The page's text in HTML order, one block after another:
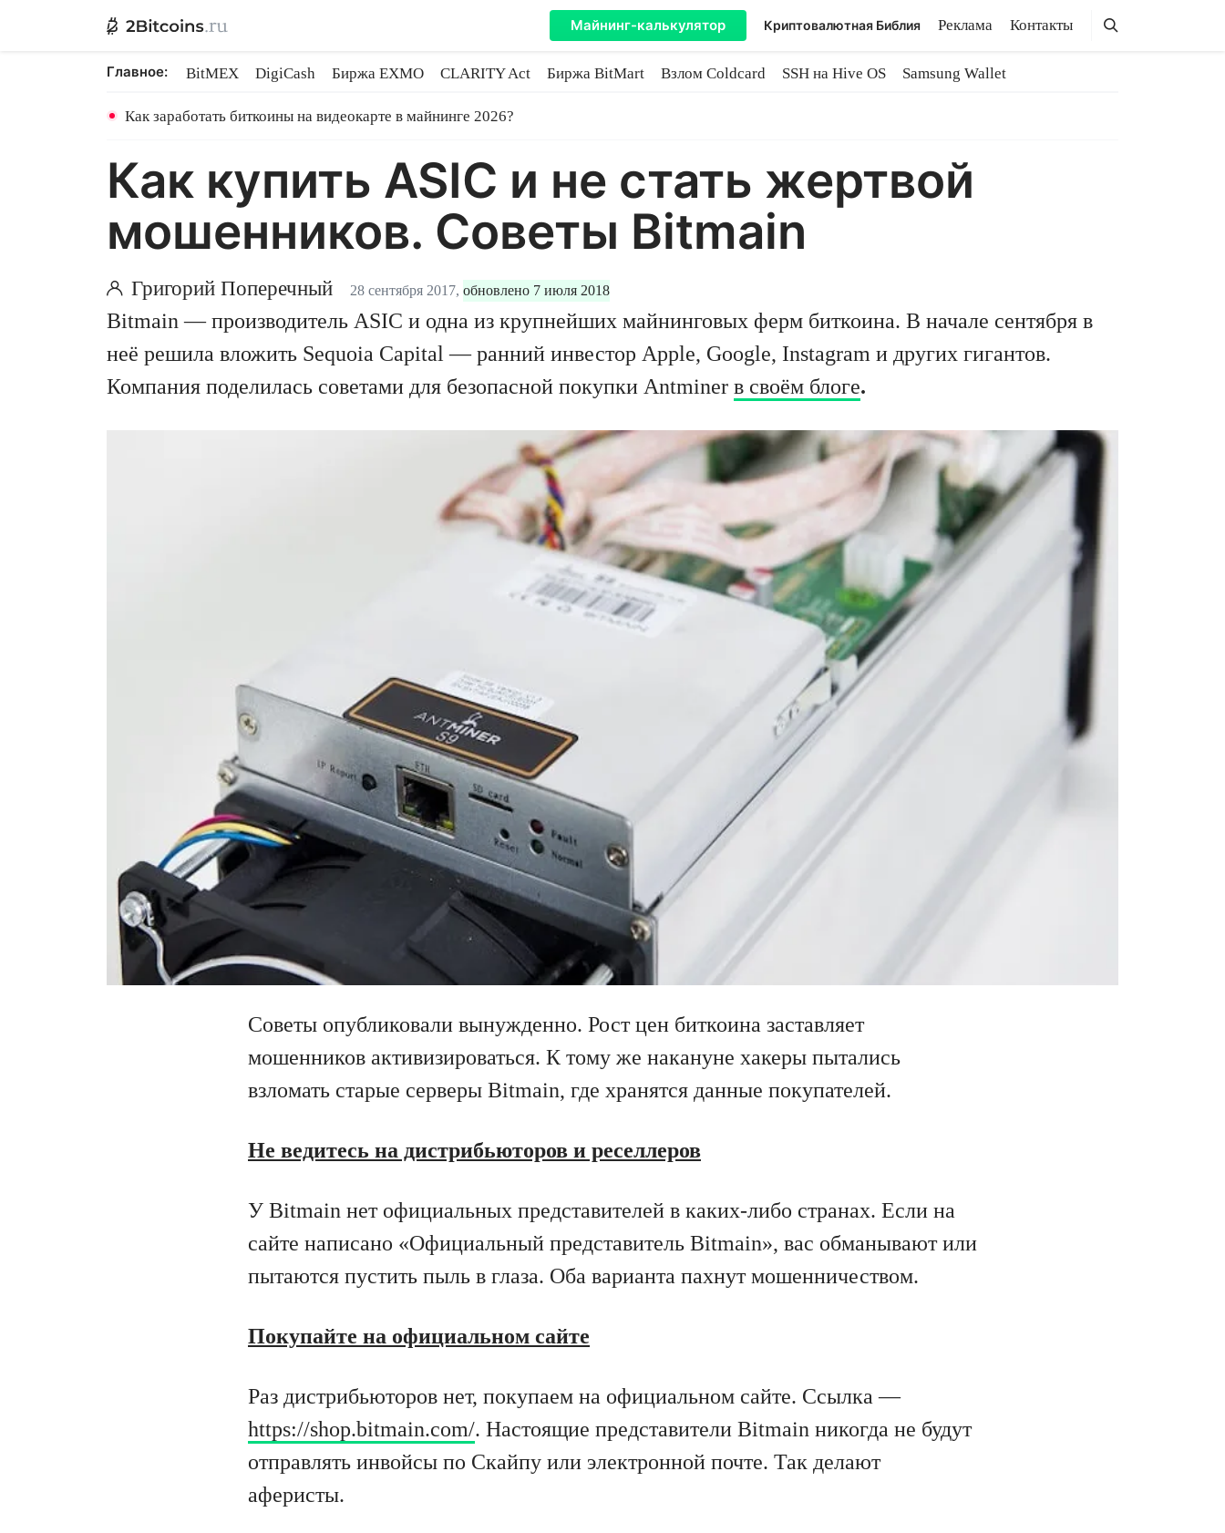
Майнинг-калькулятор Криптовалютная Библия Реклама Контакты Поиск
Поиск
Главное: BitMEX DigiCash Биржа EXMO CLARITY Act Биржа BitMart Взлом Coldcard SSH на Hive OS
Samsung Wallet
Как заработать биткоины на видеокарте в майнинге 2026?
Как купить ASIC и не стать жертвой
мошенников. Советы Bitmain
Григорий Поперечный 28 сентября 2017, обновлено 7 июля 2018
Bitmain — производитель ASIC и одна из крупнейших майнинговых ферм биткоина. В начале сентября в
неё решила вложить Sequoia Capital — ранний инвестор Apple, Google, Instagram и других гигантов.
Компания поделилась советами для безопасной покупки Antminer в своём блоге.
Советы опубликовали вынужденно. Рост цен биткоина заставляет
мошенников активизироваться. К тому же накануне хакеры пытались
взломать старые серверы Bitmain, где хранятся данные покупателей.
Не ведитесь на дистрибьюторов и реселлеров
У Bitmain нет официальных представителей в каких-либо странах. Если на
сайте написано «Официальный представитель Bitmain», вас обманывают или
пытаются пустить пыль в глаза. Оба варианта пахнут мошенничеством.
Покупайте на официальном сайте
Раз дистрибьюторов нет, покупаем на официальном сайте. Ссылка —
https://shop.bitmain.com/. Настоящие представители Bitmain никогда не будут
отправлять инвойсы по Скайпу или электронной почте. Так делают
аферисты.